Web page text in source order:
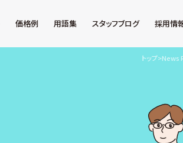
価格例 用語集 スタッフブログ 採用情
トップ>News